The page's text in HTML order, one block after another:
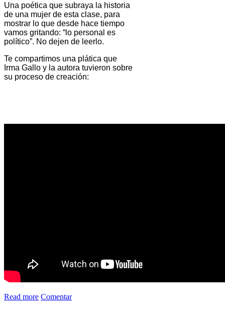
Una poética que subraya la historia
de una mujer de esta clase, para
mostrar lo que desde hace tiempo
vamos gritando: “lo personal es
político”. No dejen de leerlo.
Te compartimos una plática que
Irma Gallo y la autora tuvieron sobre
su proceso de creación:
Read more Comentar